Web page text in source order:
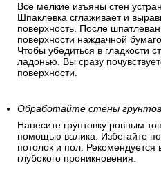
Все мелкие изъяны стен
Шпаклевка сглаживает и
поверхность. После
поверхности наждачной
Чтобы убедиться в гладкости
ладонью. Вы сразу
поверхности.
Обработайте стены
Нанесите грунтовку ровным
помощью валика. Избегайте
потолок и пол. Рекомендуется
глубокого проникновения.